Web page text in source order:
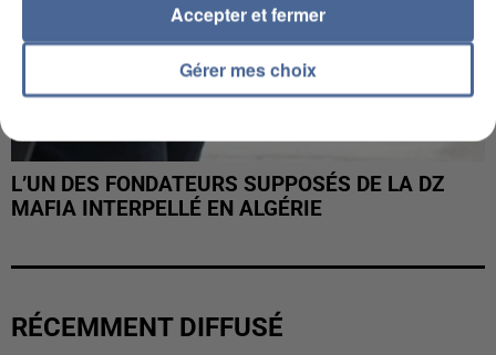
L’UN DES FONDATEURS SUPPOSÉS DE LA DZ
MAFIA INTERPELLÉ EN ALGÉRIE
RÉCEMMENT DIFFUSÉ
Gérer mes choix
Accepter et fermer